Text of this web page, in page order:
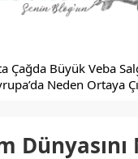
Çağda Büyük Veba
Neden Ortaya